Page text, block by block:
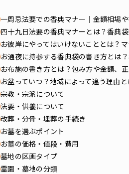
一周忌法要での香典マナー｜金額相場
四十九日法要の香典マナーとは？香典
お彼岸にやってはいけないこととは？
お通夜に持参する香典袋の書き方とは
お布施の書き方とは？包み方や金額、
お盆っていつ？地域によって違う理由と
宗教・宗派について
法要・供養について
改葬・分骨・埋葬の手続き
お墓を選ぶポイント
お墓の価格・値段・費用
墓地の区画タイプ
霊園・墓地の分類